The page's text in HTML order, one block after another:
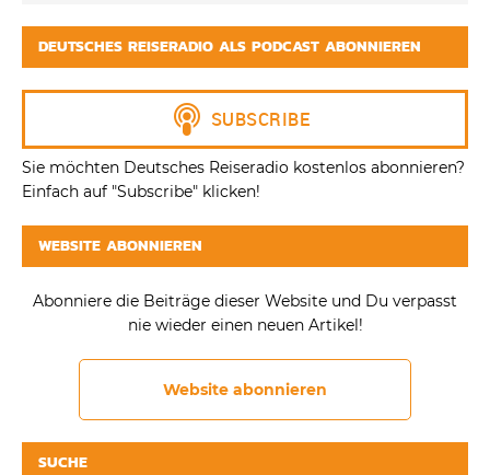
DEUTSCHES REISERADIO ALS PODCAST ABONNIEREN
Sie möchten Deutsches Reiseradio kostenlos abonnieren?
Einfach auf "Subscribe" klicken!
WEBSITE ABONNIEREN
Abonniere die Beiträge dieser Website und Du verpasst
nie wieder einen neuen Artikel!
Website abonnieren
SUCHE